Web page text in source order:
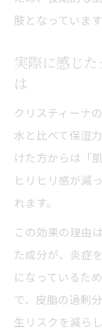
肢となっています
実際に感じ
は
クリスティーナ
水と比べて保湿
けた方からは「
ヒリヒリ感が減
れます。
この効果の理由
た成分が、炎症
になっているた
で、皮脂の過剰
生リスクを減らし